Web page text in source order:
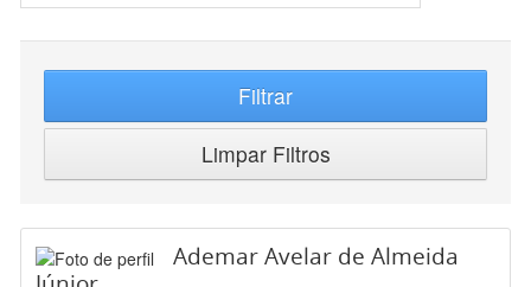
Filtrar
Limpar Filtros
Ademar Avelar de Almeida